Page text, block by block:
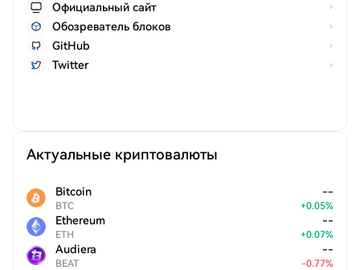
Официальный сайт
Обозреватель блоков
GitHub
Twitter
Актуальные криптовалюты
Bitcoin
BTC
--
+0.05%
Ethereum
ETH
--
+0.07%
Audiera
BEAT
--
-0.77%